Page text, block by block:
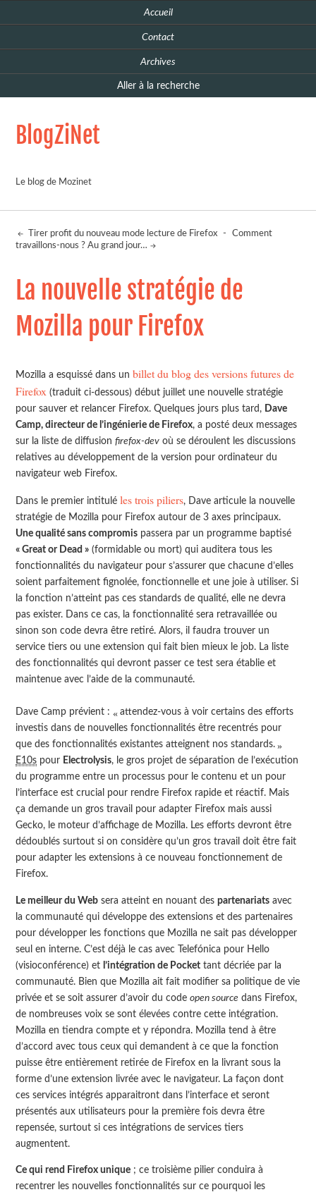
Accueil
Contact
Archives
Aller à la recherche
BlogZiNet
Le blog de Mozinet
Tirer profit du nouveau mode lecture de Firefox -
Comment
travaillons-nous ? Au grand jour…
La nouvelle stratégie de
Mozilla pour Firefox
Mozilla a esquissé dans unbillet du blog des versions futures de
Firefox (traduit ci-dessous) début juillet une nouvelle stratégie
pour sauver et relancer Firefox. Quelques jours plus tard, Dave
Camp, directeur de l’ingénierie de Firefox, a posté deux messages
sur la liste de diffusionfirefox-dev où se déroulent les discussions
relatives au développement de la version pour ordinateur du
navigateur web Firefox.
Dans le premier intituléles trois piliers, Dave articule la nouvelle
stratégie de Mozilla pour Firefox autour de 3 axes principaux.
Une qualité sans compromis passera par un programme baptisé
« Great or Dead » (formidable ou mort) qui auditera tous les
fonctionnalités du navigateur pour s’assurer que chacune d’elles
soient parfaitement fignolée, fonctionnelle et une joie à utiliser. Si
la fonction n’atteint pas ces standards de qualité, elle ne devra
pas exister. Dans ce cas, la fonctionnalité sera retravaillée ou
sinon son code devra être retiré. Alors, il faudra trouver un
service tiers ou une extension qui fait bien mieux le job. La liste
des fonctionnalités qui devront passer ce test sera établie et
maintenue avec l’aide de la communauté.
Dave Camp prévient :
attendez-vous à voir certains des efforts
investis dans de nouvelles fonctionnalités être recentrés pour
que des fonctionnalités existantes atteignent nos standards.
E10s pour Electrolysis, le gros projet de séparation de l’exécution
du programme entre un processus pour le contenu et un pour
l’interface est crucial pour rendre Firefox rapide et réactif. Mais
ça demande un gros travail pour adapter Firefox mais aussi
Gecko, le moteur d’affichage de Mozilla. Les efforts devront être
dédoublés surtout si on considère qu’un gros travail doit être fait
pour adapter les extensions à ce nouveau fonctionnement de
Firefox.
Le meilleur du Web sera atteint en nouant despartenariats avec
la communauté qui développe des extensions et des partenaires
pour développer les fonctions que Mozilla ne sait pas développer
seul en interne. C’est déjà le cas avec Telefónica pour Hello
(visioconférence) et l’intégration de Pocket tant décriée par la
communauté. Bien que Mozilla ait fait modifier sa politique de vie
privée et se soit assurer d’avoir du codeopen source dans Firefox,
de nombreuses voix se sont élevées contre cette intégration.
Mozilla en tiendra compte et y répondra. Mozilla tend à être
d’accord avec tous ceux qui demandent à ce que la fonction
puisse être entièrement retirée de Firefox en la livrant sous la
forme d’une extension livrée avec le navigateur. La façon dont
ces services intégrés apparaitront dans l’interface et seront
présentés aux utilisateurs pour la première fois devra être
repensée, surtout si ces intégrations de services tiers
augmentent.
Ce qui rend Firefox unique ; ce troisième pilier conduira à
recentrer les nouvelles fonctionnalités sur ce pourquoi les